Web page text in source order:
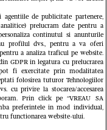
de publicitate partenere,
prelucram date pentru a
continutul si anunturile
profilul dvs., pentru a va oferi
a analiza traficul pe website.
GDPR in legatura cu prelucrarea
fi exercitate prin modalitatea
folosirea tuturor Tehnologiilor
cu privire la stocarea/accesarea
Prin click pe “VREAU SA
preferintele in mod individual,
functionarea website-ului.